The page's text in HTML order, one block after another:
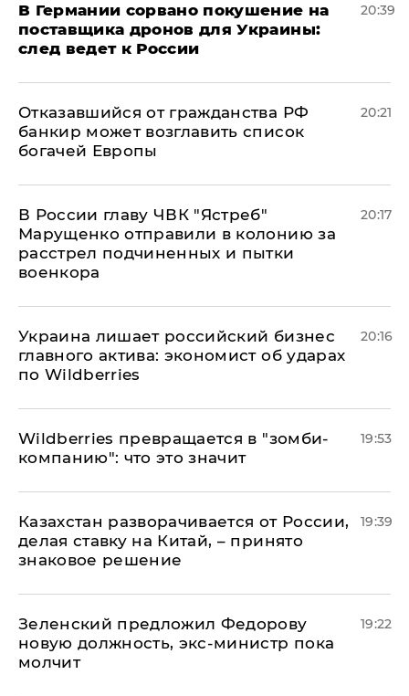
​В Германии сорвано покушение на
поставщика дронов для Украины:
след ведет к России
20:39
Отказавшийся от гражданства РФ
банкир может возглавить список
богачей Европы
20:21
В России главу ЧВК "Ястреб"
Марущенко отправили в колонию за
расстрел подчиненных и пытки
военкора
20:17
​Украина лишает российский бизнес
главного актива: экономист об ударах
по Wildberries
20:16
Wildberries превращается в "зомби-
компанию": что это значит
19:53
Казахстан разворачивается от России,
делая ставку на Китай, – принято
знаковое решение
19:39
Зеленский предложил Федорову
новую должность, экс-министр пока
молчит
19:22